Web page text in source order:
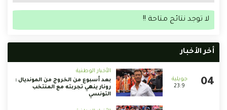
لا توجد نتائج متاحة !!
أخر الأخبار
23:9
الأخبار الوطنية
بعد أسبوع من الخروج من المونديال :
رونار ينهي تجربته مع المنتخب
التونسي